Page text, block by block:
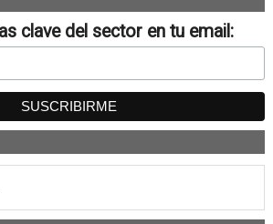
clave del sector en tu email: